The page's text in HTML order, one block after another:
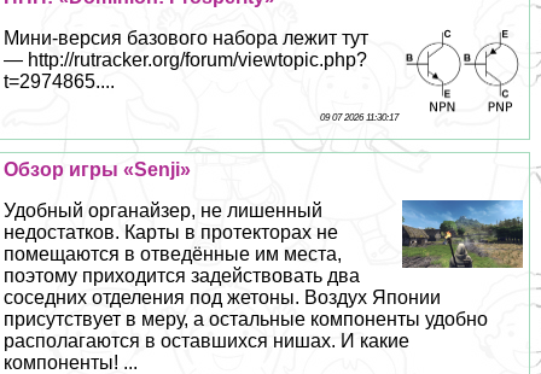
Мини-версия базового набора лежит тут
— http://rutracker.org/forum/viewtopic.php?
t=2974865....
09 07 2026 11:30:17
Обзор игры «Senji»
Удобный органайзер, не лишенный
недостатков. Карты в протекторах не
помещаются в отведённые им места,
поэтому приходится задействовать два
соседних отделения под жетоны. Воздух Японии
присутствует в меру, а остальные компоненты удобно
располагаются в оставшихся нишах. И какие
компоненты! ...